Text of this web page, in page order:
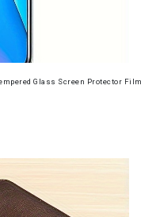
Glass Screen Protector